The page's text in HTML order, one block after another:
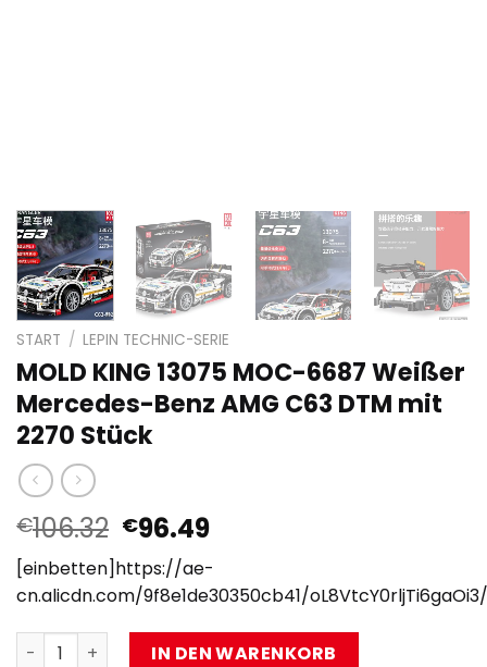
START / LEPIN TECHNIC-SERIE
MOLD KING 13075 MOC-6687 Weißer
Mercedes-Benz AMG C63 DTM mit
2270 Stück
€106.32 Ursprünglicher
Preis
war:
€106.32
€96.49Aktueller
ist:
€96.49.
[einbetten]https://ae-
cn.alicdn.com/9f8e1de30350cb41/
MOLD KING 13075 MOC-6687 Weißer Mercedes-Benz
IN DEN WARENKORB